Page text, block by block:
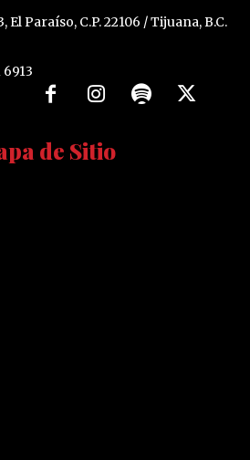
El Paraíso, C.P. 22106 / Tijuana, B.C.
de Sitio